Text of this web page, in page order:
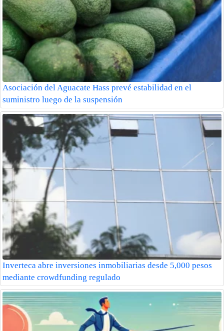
Asociación del Aguacate Hass prevé estabilidad en el
suministro luego de la suspensión
Inverteca abre inversiones inmobiliarias desde 5,000 pesos
mediante crowdfunding regulado